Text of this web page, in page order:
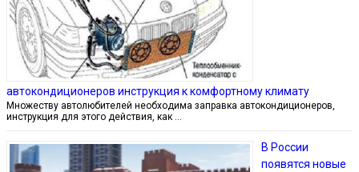
автокондиционеров инструкция к комфортному климату
Множеству автолюбителей необходима заправка автокондиционеров,
инструкция для этого действия, как …
В России
появятся новые